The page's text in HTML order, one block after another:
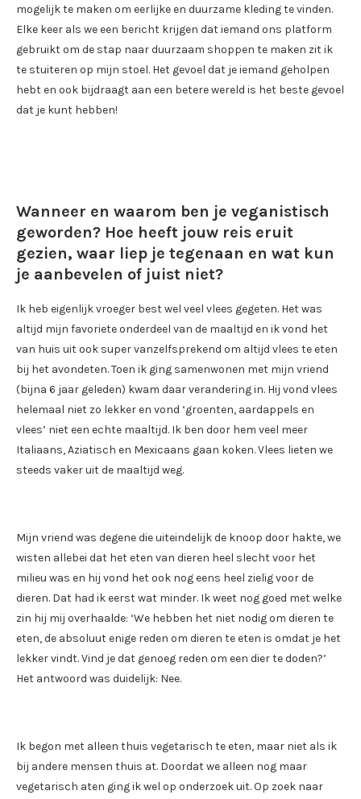
mogelijk te maken om eerlijke en duurzame kleding te vinden.
Elke keer als we een bericht krijgen dat iemand ons platform
gebruikt om de stap naar duurzaam shoppen te maken zit ik
te stuiteren op mijn stoel. Het gevoel dat je iemand geholpen
hebt en ook bijdraagt aan een betere wereld is het beste gevoel
dat je kunt hebben!
Wanneer en waarom ben je veganistisch
geworden? Hoe heeft jouw reis eruit
gezien, waar liep je tegenaan en wat kun
je aanbevelen of juist niet?
Ik heb eigenlijk vroeger best wel veel vlees gegeten. Het was
altijd mijn favoriete onderdeel van de maaltijd en ik vond het
van huis uit ook super vanzelfsprekend om altijd vlees te eten
bij het avondeten. Toen ik ging samenwonen met mijn vriend
(bijna 6 jaar geleden) kwam daar verandering in. Hij vond vlees
helemaal niet zo lekker en vond ‘groenten, aardappels en
vlees’ niet een echte maaltijd. Ik ben door hem veel meer
Italiaans, Aziatisch en Mexicaans gaan koken. Vlees lieten we
steeds vaker uit de maaltijd weg.
Mijn vriend was degene die uiteindelijk de knoop door hakte, we
wisten allebei dat het eten van dieren heel slecht voor het
milieu was en hij vond het ook nog eens heel zielig voor de
dieren. Dat had ik eerst wat minder. Ik weet nog goed met welke
zin hij mij overhaalde: ‘We hebben het niet nodig om dieren te
eten, de absoluut enige reden om dieren te eten is omdat je het
lekker vindt. Vind je dat genoeg reden om een dier te doden?’
Het antwoord was duidelijk: Nee.
Ik begon met alleen thuis vegetarisch te eten, maar niet als ik
bij andere mensen thuis at. Doordat we alleen nog maar
vegetarisch aten ging ik wel op onderzoek uit. Op zoek naar